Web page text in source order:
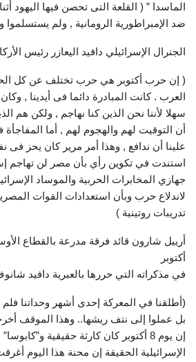
الماسدا ” ( القلعة التى تحصن فيها اليهود
ضد الإمبراطورية الرومانية , ولم يستسلموا
الجنرال الإسرائيلي دافيد اليعازر رئيس الأركان
( إن حرب أكتوبر هي حرب تختلف عن كل
العرب . كانت المبادرة دائما فى أيدينا , وكان
سهلا لأننا نحن الذين كنا نهاجم , ولكن هم
أن التوقيت لهم والهجوم لهم , أما
علينا أن ندافع , وهذا أمر مرير كان يحز فى
استندت في تكوين رأي بأن مصر لن تهاجم
جهازي المخابرات الحربية والموساد
لاندلاع حرب وبأن استعدادات القوات
تدريبات روتينية )
أرييل شارون قائد فرقة مدرعة بالقطاع
أكتوبر
في مذكراته التي حررها بالعبرية دافيد
(أطلقنا في المعركة إحدى أشهر وحداتنا
بل عملوا إلى نتف ريشها.. وهذا الموقف
إن يوم 8 أكتوبر كان كارثة حقيقية
الإسرائيلية الحقيقة إن محنة هذا اليوم